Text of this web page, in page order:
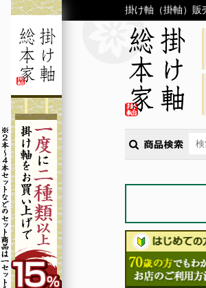
掛け軸（掛軸）販